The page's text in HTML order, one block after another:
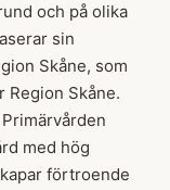
och på olika
sin
Skåne, som
Region Skåne.
med hög
förtroende